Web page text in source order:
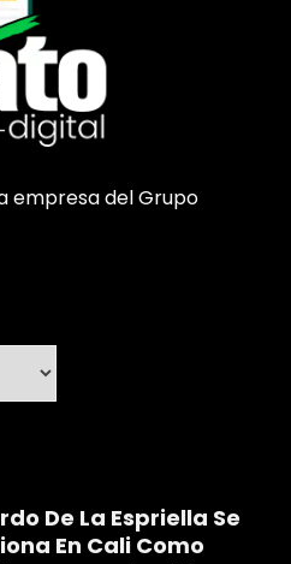
empresa del Grupo
De La Espriella Se
En Cali Como